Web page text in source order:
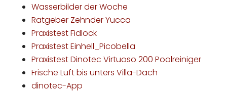
Wasserbilder der Woche
Ratgeber Zehnder Yucca
Praxistest Fidlock
Praxistest Einhell_Picobella
Praxistest Dinotec Virtuoso 200 Poolreiniger
Frische Luft bis unters Villa-Dach
dinotec-App